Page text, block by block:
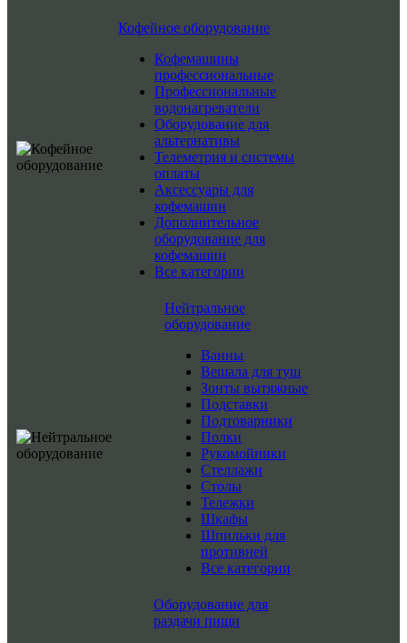
Кофейное оборудование
Кофемашины
профессиональные
Профессиональные
водонагреватели
Оборудование для
альтернативы
Телеметрия и системы
оплаты
Аксессуары для
кофемашин
Дополнительное
оборудование для
кофемашин
Все категории
Нейтральное
оборудование
Ванны
Вешала для туш
Зонты вытяжные
Подставки
Подтоварники
Полки
Рукомойники
Стеллажи
Столы
Тележки
Шкафы
Шпильки для
противней
Все категории
Оборудование для
раздачи пищи